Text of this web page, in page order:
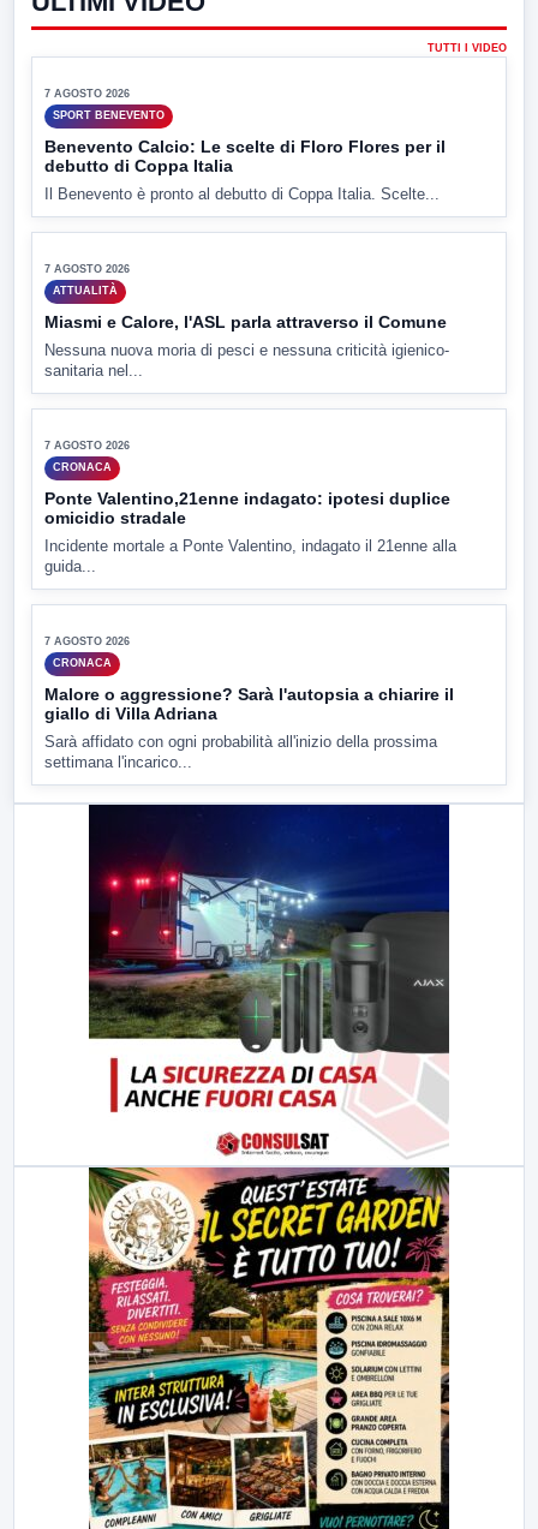
TUTTI I VIDEO
7 AGOSTO 2026
SPORT BENEVENTO
Benevento Calcio: Le scelte di Floro Flores per il
Il Benevento è pronto al debutto di Coppa Italia. Scelte...
7 AGOSTO 2026
ATTUALITÀ
Miasmi e Calore, l'ASL parla attraverso il Comune
Nessuna nuova moria di pesci e nessuna criticità igienico-
7 AGOSTO 2026
CRONACA
Ponte Valentino,21enne indagato: ipotesi duplice
omicidio stradale
Incidente mortale a Ponte Valentino, indagato il 21enne alla
7 AGOSTO 2026
Malore o aggressione? Sarà l'autopsia a chiarire il
giallo di Villa Adriana
Sarà affidato con ogni probabilità all'inizio della prossima
settimana l'incarico...